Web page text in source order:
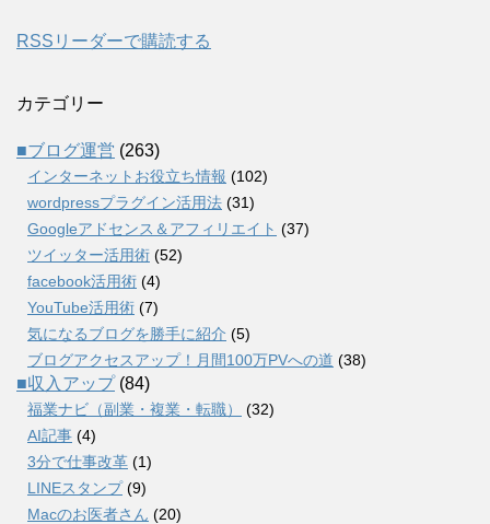
RSSリーダーで購読する
カテゴリー
■ブログ運営 (263)
インターネットお役立ち情報 (102)
wordpressプラグイン活用法 (31)
Googleアドセンス＆アフィリエイト (37)
ツイッター活用術 (52)
facebook活用術 (4)
YouTube活用術 (7)
気になるブログを勝手に紹介 (5)
ブログアクセスアップ！月間100万PVへの道 (38)
■収入アップ(84)
福業ナビ（副業・複業・転職）
(32)
AI記事 (4)
3分で仕事改革 (1)
LINEスタンプ(9)
Macのお医者さん (20)